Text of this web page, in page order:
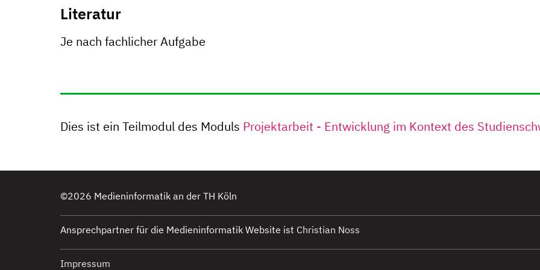
Literatur
Je nach fachlicher Aufgabe
Dies ist ein Teilmodul des Moduls Projektarbeit - Entwicklung im Kontext des
©2026 Medieninformatik an der TH Köln
Ansprechpartner für die Medieninformatik Website ist Christian Noss
Impressum